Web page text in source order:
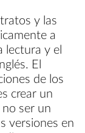
y las
a
lectura y el
El
de los
crear un
ser un
versiones en